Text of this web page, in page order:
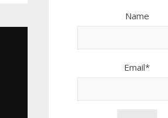
Name
Email*